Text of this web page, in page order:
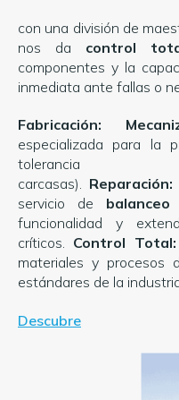
con una división de
nos da control
componentes y la
inmediata ante fallas o
Fabricación:
especializada para la
tolerancia
carcasas). Reparación:
servicio de balanceo
funcionalidad y
críticos. Control Total:
materiales y procesos
estándares de la
Descubre